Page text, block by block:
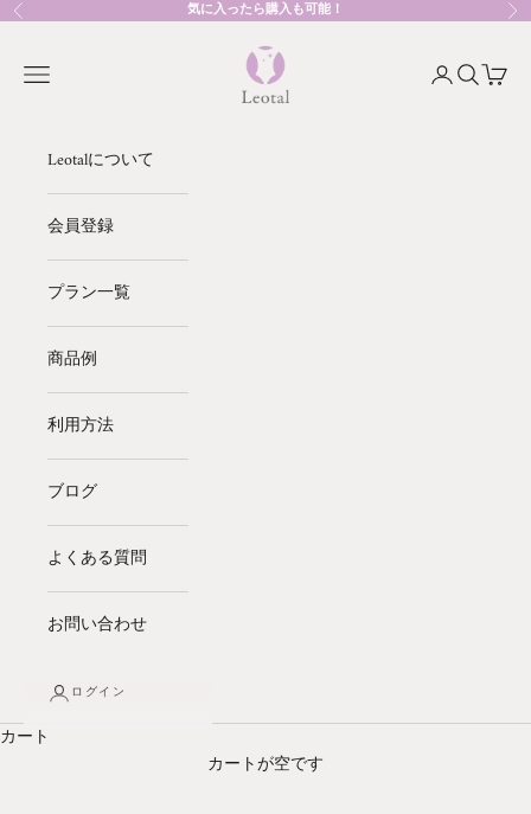
コンテンツへスキップ
前へ 気に入ったら購入も可能！ 次
Leotal
メニューを開く アカウント
検索を開
カー
Leotalについて
会員登録
プラン一覧
商品例
利用方法
ブログ
よくある質問
お問い合わせ
ログイン
カート
カートが空です